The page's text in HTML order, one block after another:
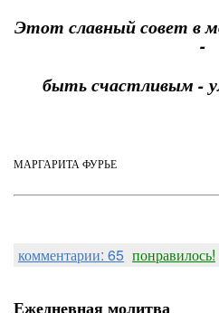
Этот славный совет в
-
быть счастливым -
МАРГАРИТА ФУРЬЕ
комментарии: 65 понравилось!
Ежедневная молитва